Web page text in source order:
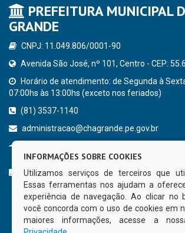
PREFEITURA MUNICIPAL
GRANDE
CNPJ: 11.049.806/0001-90
Avenida São José, nº 101, Centro - CEP:
Horário de atendimento: de Segunda à
07:00hs às 13:00hs (exceto nos feriados)
(81) 3537-1140
administracao@chagrande.pe.gov.br
CURTA NOSSA FAN PAGE
INFORMAÇÕES SOBRE COOKIES
Utilizamos serviços de terceiros que
Essas ferramentas nos ajudam a
experiência de navegação. Ao clicar no
você concorda com o uso de cookies em
maiores informações, acesse a